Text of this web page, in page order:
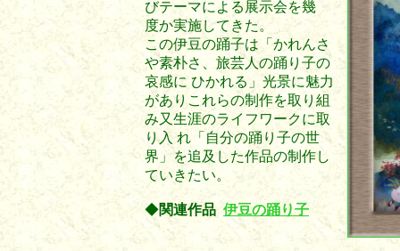
びテーマによる展示会を幾
度か実施してきた。
この伊豆の踊子は「かれんさ
や素朴さ、旅芸人の踊り子の
哀感に ひかれる」光景に魅力
がありこれらの制作を取り組
み又生涯のライフワークに取
り入 れ「自分の踊り子の世
界」を追及した作品の制作し
ていきたい。
◆関連作品 伊豆の踊り子